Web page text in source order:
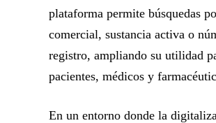
plataforma permite búsquedas
comercial, sustancia activa o
registro, ampliando su utilidad
pacientes, médicos y
En un entorno donde la